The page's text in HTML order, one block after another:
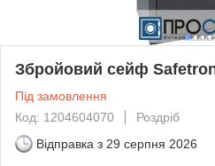
Збройовий сейф
Під замовлення
Код: 1204604070
Роздріб
Відправка з 29 серпня 2026